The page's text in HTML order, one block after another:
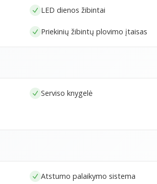
LED dienos žibintai
Priekinių žibintų plovimo įtaisas
Serviso knygelė
Atstumo palaikymo sistema